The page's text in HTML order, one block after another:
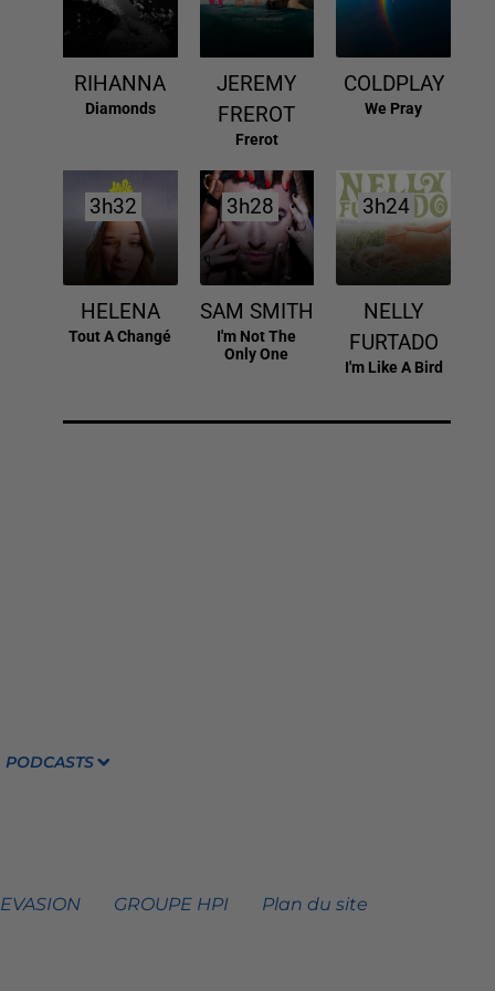
RIHANNA
Diamonds
JEREMY
FREROT
Frerot
COLDPLAY
We Pray
3h32
3h32
HELENA
Tout A Changé
3h28
3h28
SAM SMITH
I'm Not The
Only One
3h24
3h24
NELLY
FURTADO
I'm Like A Bird
PODCASTS
GROUPE HPI Plan du site